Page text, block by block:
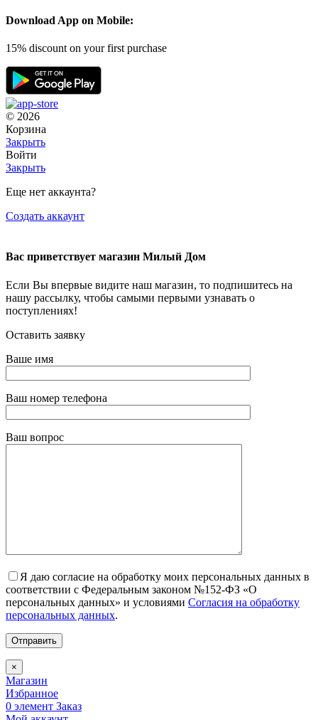
Download App on Mobile:
15% discount on your first purchase
© 2026
Корзина
Закрыть
Войти
Закрыть
Еще нет аккаунта?
Создать аккаунт
Вас приветствует магазин Милый Дом
Если Вы впервые видите наш магазин, то подпишитесь на
нашу рассылку, чтобы самыми первыми узнавать о
поступлениях!
Оставить заявку
Ваше имя
Ваш номер телефона
Ваш вопрос
Я даю согласие на обработку моих персональных данных в
соответствии с Федеральным законом №152-ФЗ «О
персональных данных» и условиями Согласия на обработку
персональных данных.
×
Магазин
Избранное
0 элемент Заказ